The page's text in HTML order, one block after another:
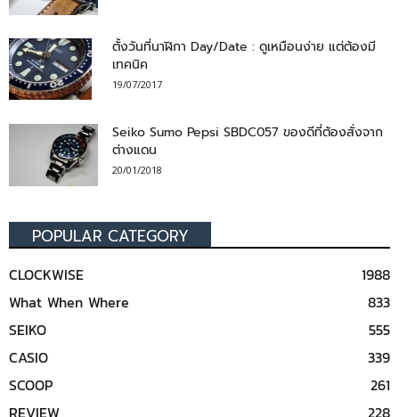
ตั้งวันที่นาฬิกา Day/Date : ดูเหมือนง่าย แต่ต้องมี
เทคนิค
19/07/2017
Seiko Sumo Pepsi SBDC057 ของดีที่ต้องสั่งจาก
ต่างแดน
20/01/2018
POPULAR CATEGORY
CLOCKWISE
1988
What When Where
833
SEIKO
555
CASIO
339
SCOOP
261
REVIEW
228